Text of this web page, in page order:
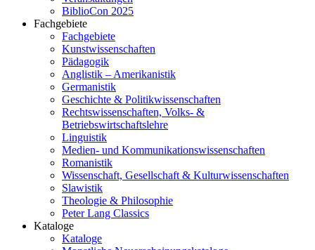
BiblioCon 2025
Fachgebiete
Fachgebiete
Kunstwissenschaften
Pädagogik
Anglistik – Amerikanistik
Germanistik
Geschichte & Politikwissenschaften
Rechtswissenschaften, Volks- &
Betriebswirtschaftslehre
Linguistik
Medien- und Kommunikationswissenschaften
Romanistik
Wissenschaft, Gesellschaft & Kulturwissenschaften
Slawistik
Theologie & Philosophie
Peter Lang Classics
Kataloge
Kataloge